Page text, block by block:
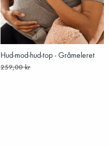
Hud-mod-hud-top - Gråmeleret
259,00 kr